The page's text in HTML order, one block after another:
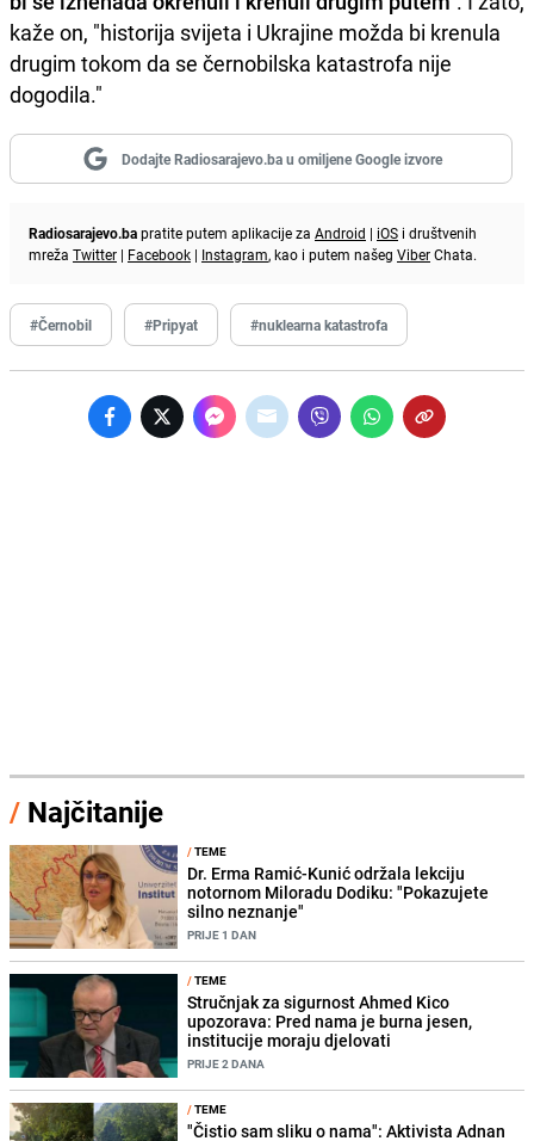
kaže on, "historija svijeta i Ukrajine možda bi krenula
drugim tokom da se černobilska katastrofa nije
dogodila."
Dodajte Radiosarajevo.ba u omiljene Google izvore
Radiosarajevo.bapratite putem aplikacije za Android | iOS i društvenih
mreža Twitter | Facebook | Instagram, kao i putem našeg ViberChata.
#Černobil #Pripyat #nuklearna katastrofa
/ Najčitanije
/TEME
Dr. Erma Ramić-Kunić održala lekciju
notornom Miloradu Dodiku: "Pokazujete
silno neznanje"
PRIJE 1 DAN
/TEME
Stručnjak za sigurnost Ahmed Kico
upozorava: Pred nama je burna jesen,
institucije moraju djelovati
PRIJE 2 DANA
/TEME
"Čistio sam sliku o nama": Aktivista Adnan